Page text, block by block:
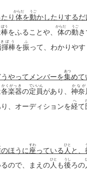
り 体
からだ
を動
うご
かしたりするだ
棒
ぼう
をふることや、 体
からだ
の動
うご
揮棒
きぼう
を振
ふ
って、わかりやす
やってメンバーを集
あつ
めて
各楽器
かくがっき
の定員
ていいん
があり、 神奈
かなが
、オーディションを経
へ
て
のほうに座
すわ
っている 人
ひと
と、
ので、 まえの人
ひと
も後
うし
ろの